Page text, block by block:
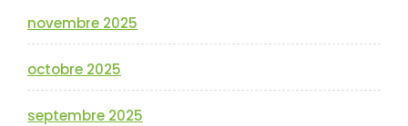
novembre 2025
octobre 2025
septembre 2025